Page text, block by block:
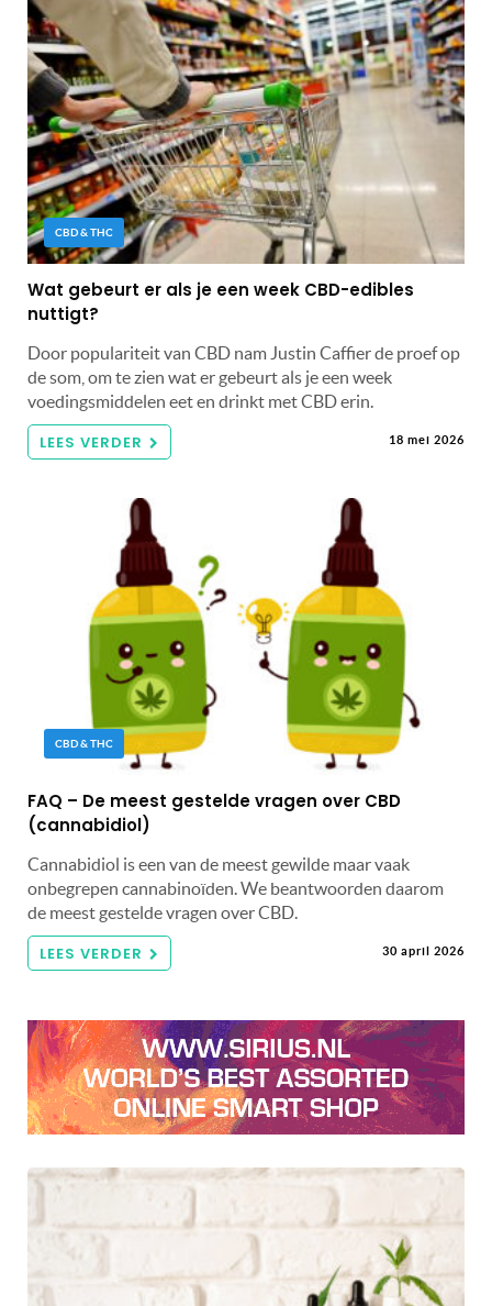
CBD & THC
Wat gebeurt er als je een week CBD-edibles
nuttigt?
Door populariteit van CBD nam Justin Caffier de proef op
de som, om te zien wat er gebeurt als je een week
voedingsmiddelen eet en drinkt met CBD erin.
LEES VERDER 18 mei 2026
CBD & THC
FAQ – De meest gestelde vragen over CBD
(cannabidiol)
Cannabidiol is een van de meest gewilde maar vaak
onbegrepen cannabinoïden. We beantwoorden daarom
de meest gestelde vragen over CBD.
LEES VERDER 30 april 2026